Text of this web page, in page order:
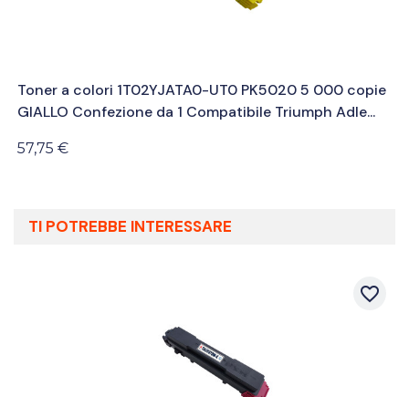
Toner a colori 1T02YJATA0-UT0 PK5020 5 000 copie
GIALLO Confezione da 1 Compatibile Triumph Adle...
57,75 €
TI POTREBBE INTERESSARE
favorite_border